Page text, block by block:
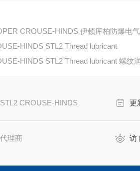
CROUSE-HINDS 伊顿库柏防爆电气
HINDS STL2 Thread lubricant
HINDS STL2 Thread lubricant 螺纹
STL2 CROUSE-HINDS 更
代理商 访